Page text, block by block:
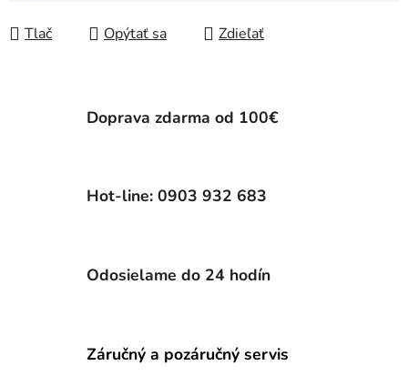
Tlač Opýtať sa Zdieľať
Doprava zdarma od 100€
Hot-line: 0903 932 683
Odosielame do 24 hodín
Záručný a pozáručný servis